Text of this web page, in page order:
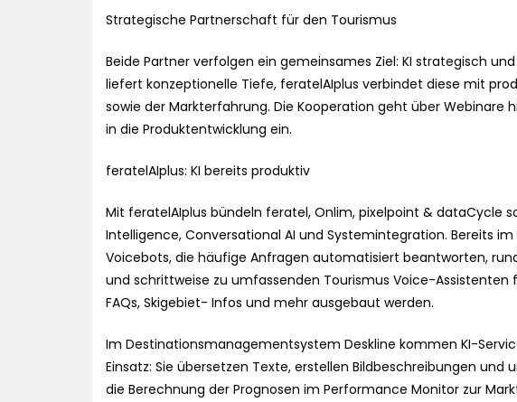
Strategische Partnerschaft für den Tourismus
Beide Partner verfolgen ein gemeinsames Ziel: KI strategisch
liefert konzeptionelle Tiefe, feratelAIplus verbindet diese mit
sowie der Markterfahrung. Die Kooperation geht über Webinare
in die Produktentwicklung ein.
feratelAIplus: KI bereits produktiv
Mit feratelAIplus bündeln feratel, Onlim, pixelpoint & dataCycle
Intelligence, Conversational AI und Systemintegration. Bereits
Voicebots, die häufige Anfragen automatisiert beantworten,
und schrittweise zu umfassenden Tourismus Voice-Assistenten
FAQs, Skigebiet- Infos und mehr ausgebaut werden.
Im Destinationsmanagementsystem Deskline kommen KI-
Einsatz: Sie übersetzen Texte, erstellen Bildbeschreibungen
die Berechnung der Prognosen im Performance Monitor zur